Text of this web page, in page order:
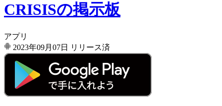
CRISISの掲示板
アプリ
2023年09月07日
リリース済